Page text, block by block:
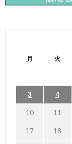
月 火
3 4
10 11
17 18